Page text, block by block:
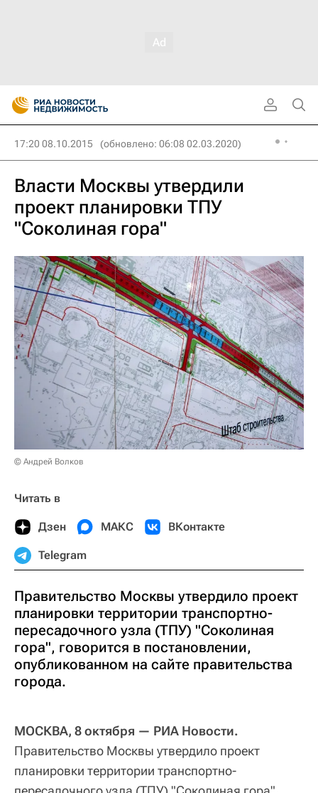
17:20 08.10.2015 (обновлено: 06:08 02.03.2020)
Власти Москвы утвердили
проект планировки ТПУ
"Соколиная гора"
© Андрей Волков
Читать в
Дзен МАКС ВКонтакте
Telegram
Правительство Москвы утвердило проект
планировки территории транспортно-
пересадочного узла (ТПУ) "Соколиная
гора", говорится в постановлении,
опубликованном на сайте правительства
города.
МОСКВА, 8 октября — РИА Новости.
Правительство Москвы утвердило проект
планировки территории транспортно-